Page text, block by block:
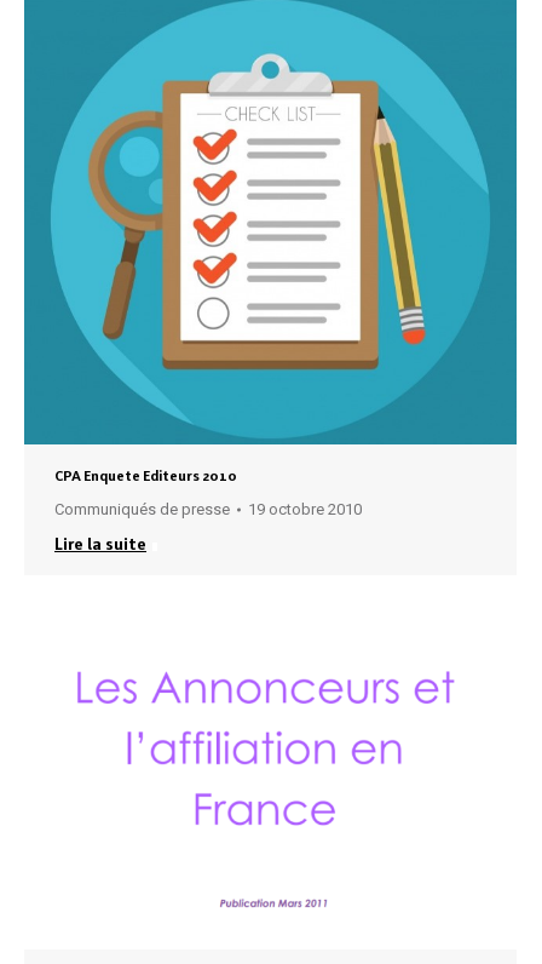
CPA Enquete Editeurs 2010
Communiqués de presse 19 octobre 2010
Lire la suite